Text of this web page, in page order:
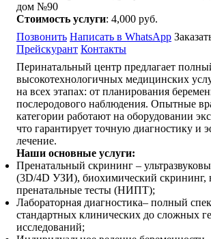
дом №90
Стоимость услуги: 4,000 руб.
Позвонить Написать в WhatsApp
Прейскурант Контакты
Перинатальный центр предлагает
высокотехнологичных медицинских
на всех этапах: от планирования
послеродового наблюдения. Опытные
категории работают на оборудовании
что гарантирует точную диагностику и
лечение.
Наши основные услуги:
Пренатальный скрининг –
(3D/4D УЗИ), биохимический скрининг,
пренатальные тесты (НИПТ);
Лабораторная диагностика– полный
стандартных клинических до сложных
исследований;